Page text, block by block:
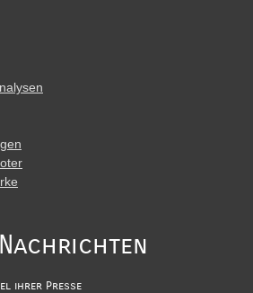
ihrer Presse